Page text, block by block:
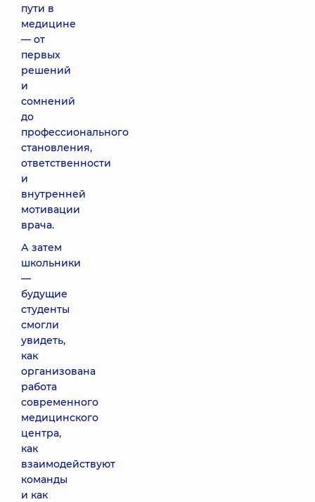
пути в
медицине
— от
первых
решений
и
сомнений
до
профессионального
становления,
ответственности
и
внутренней
мотивации
врача.
А затем
школьники
—
будущие
студенты
смогли
увидеть,
как
организована
работа
современного
медицинского
центра,
как
взаимодействуют
команды
и как